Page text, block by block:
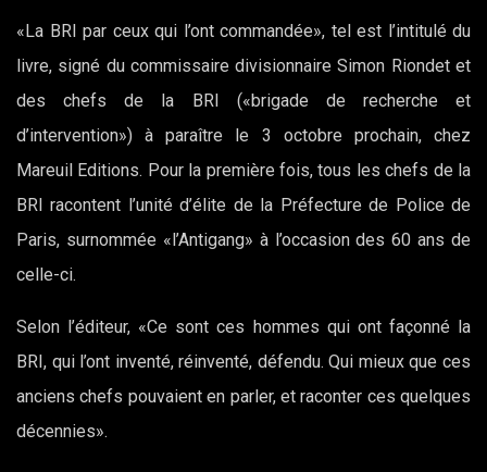
«La BRI par ceux qui l’ont commandée», tel est l’intitulé du
livre, signé du commissaire divisionnaire Simon Riondet et
des chefs de la BRI («brigade de recherche et
d’intervention») à paraître le 3 octobre prochain, chez
Mareuil Editions. Pour la première fois, tous les chefs de la
BRI racontent l’unité d’élite de la Préfecture de Police de
Paris, surnommée «l’Antigang» à l’occasion des 60 ans de
celle-ci.
Selon l’éditeur, «Ce sont ces hommes qui ont façonné la
BRI, qui l’ont inventé, réinventé, défendu. Qui mieux que ces
anciens chefs pouvaient en parler, et raconter ces quelques
décennies».